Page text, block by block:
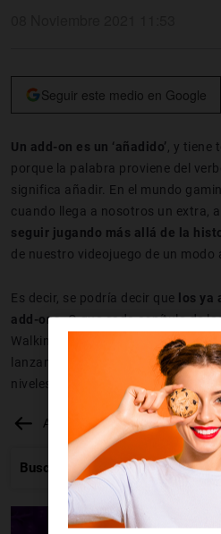
Seguir este medio en Google
Un add-on es un ‘añadido’ , y
porque la palabra proviene del
significa añadir. En el mundo
cuando llega a nosotros un extra,
seguir jugando más allá de la
de nuestro videojuego de un modo
Es decir, se podría decir que los ya
add-ons. O que cada capítulo de
Walking Dead o los ife is Strange
lanzamiento lo son también. Otro
niveles extra del divertidísimo
Anterior